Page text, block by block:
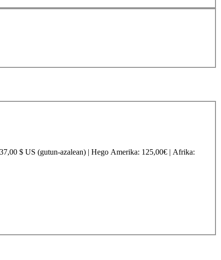
$ US (gutun-azalean) | Hego Amerika: 125,00€ | Afrika: